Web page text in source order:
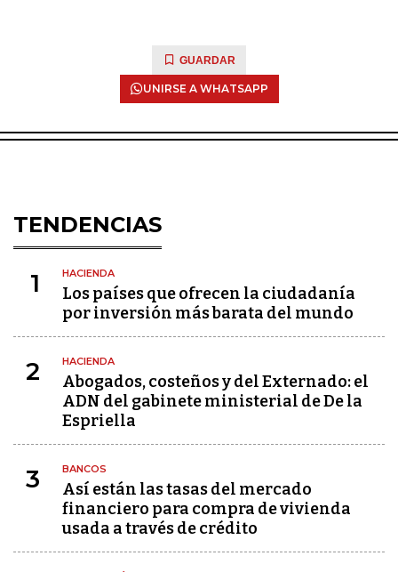
GUARDAR
UNIRSE A WHATSAPP
TENDENCIAS
1 HACIENDA
Los países que ofrecen la ciudadanía
por inversión más barata del mundo
2 HACIENDA
Abogados, costeños y del Externado: el
ADN del gabinete ministerial de De la
Espriella
3 BANCOS
Así están las tasas del mercado
financiero para compra de vivienda
usada a través de crédito